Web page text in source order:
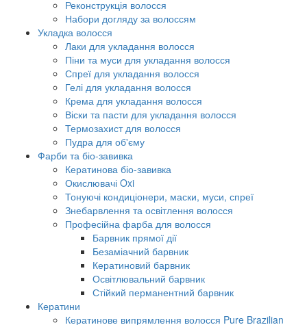
Реконструкція волосся
Набори догляду за волоссям
Укладка волосся
Лаки для укладання волосся
Піни та муси для укладання волосся
Спреї для укладання волосся
Гелі для укладання волосся
Крема для укладання волосся
Віски та пасти для укладання волосся
Термозахист для волосся
Пудра для об'єму
Фарби та біо-завивка
Кератинова біо-завивка
Окислювачі Oxi
Тонуючі кондиціонери, маски, муси, спреї
Знебарвлення та освітлення волосся
Професійна фарба для волосся
Барвник прямої дії
Безаміачний барвник
Кератиновий барвник
Освітлювальний барвник
Стійкий перманентний барвник
Кератини
Кератинове випрямлення волосся Pure Brazilian